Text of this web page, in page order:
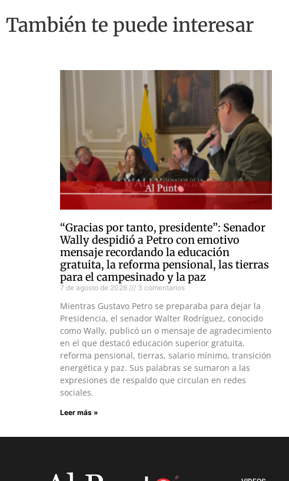
También te puede interesar
“Gracias por tanto, presidente”: Senador
Wally despidió a Petro con emotivo
mensaje recordando la educación
gratuita, la reforma pensional, las tierras
para el campesinado y la paz
7 de agosto de 2026 3 comentarios
Mientras Gustavo Petro se preparaba para dejar la
Presidencia, el senador Walter Rodríguez, conocido
como Wally, publicó un o mensaje de agradecimiento
en el que destacó educación superior gratuita,
reforma pensional, tierras, salario mínimo, transición
energética y paz. Sus palabras se sumaron a las
expresiones de respaldo que circulan en redes
sociales.
Leer más »